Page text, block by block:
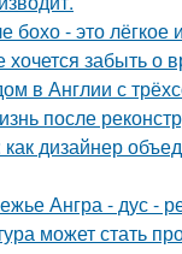
бохо - это лёгкое
хочется забыть о
в Англии с
после
дизайнер
Ангра - дус -
может стать